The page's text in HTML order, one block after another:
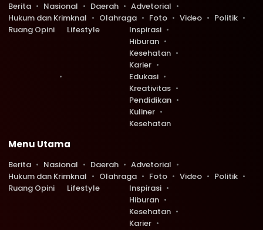
Berita Nasional Daerah
Advetorial
Hukum dan Krimknal
Olahraga Foto Video
Politik
Ruang Opini
Lifestyle
Inspirasi
Hiburan
Kesehatan
Karier
Edukasi
Kreativitas
Pendidikan
Kuliner
Kesehatan
Menu Utama
Berita Nasional Daerah
Advetorial
Hukum dan Krimknal
Olahraga Foto Video
Politik
Ruang Opini
Lifestyle
Inspirasi
Hiburan
Kesehatan
Karier